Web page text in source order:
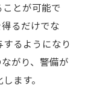
とが可能で
るだけでな
るようになり
がり、警備が
ます。